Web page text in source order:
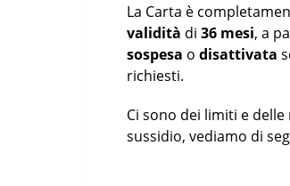
La Carta è
validità di 36 mesi, a
sospesa o disattivata
richiesti.
Ci sono dei limiti e
sussidio, vediamo di